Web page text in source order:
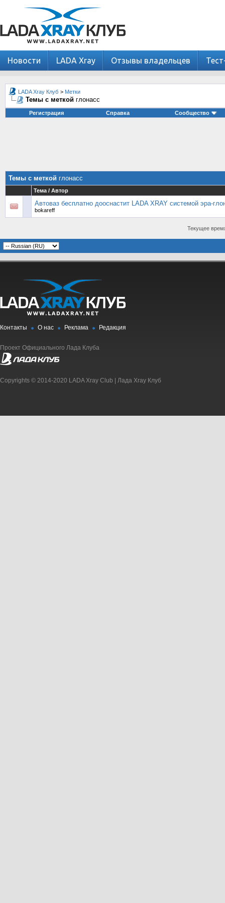
Новости LADA Xray Отзывы владельцев
LADA Xray Клуб > Метки
Темы с меткой глонасс
Регистрация Справка Сообщество
Темы с меткой глонасс
Тема / Автор
Автоваз бесплатно дооснастит LADA XRAY системой эра-
bokareff
Текущее
Контакты О нас Реклама Редакция
Проект Официального Лада Клуба
Copyrights © 2014-2020 LADA Xray Club | Лада Xray Клуб